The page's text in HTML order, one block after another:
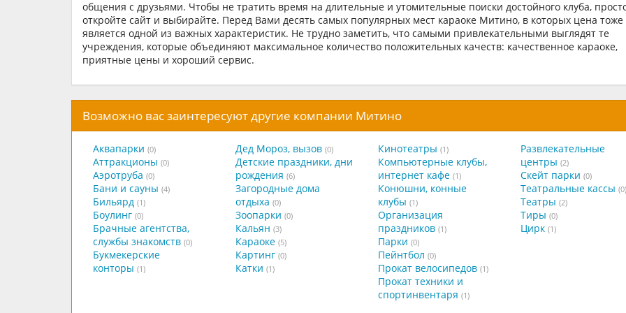
общения с друзьями. Чтобы не тратить время на длительные и утомительные поиски достойного клуба,
откройте сайт и выбирайте. Перед Вами десять самых популярных мест караоке Митино, в которых цена тоже
является одной из важных характеристик. Не трудно заметить, что самыми привлекательными выглядят те
учреждения, которые объединяют максимальное количество положительных качеств: качественное караоке,
приятные цены и хороший сервис.
Возможно вас заинтересуют другие компании Митино
Аквапарки (0)
Аттракционы (0)
Аэротруба (0)
Бани и сауны (4)
Бильярд (1)
Боулинг (0)
Брачные агентства,
службы знакомств (0)
Букмекерские
конторы (1)
Дед Мороз, вызов (0)
Детские праздники, дни
рождения (6)
Загородные дома
отдыха (0)
Зоопарки (0)
Кальян (3)
Караоке (5)
Картинг (0)
Катки (1)
Кинотеатры (1)
Компьютерные клубы,
интернет кафе (1)
Конюшни, конные
клубы (1)
Организация
праздников (1)
Парки (0)
Пейнтбол (0)
Прокат велосипедов (1)
Прокат техники и
спортинвентаря (1)
Развлекательные
центры (2)
Скейт парки (0)
Театральные кассы (0)
Театры (2)
Тиры (0)
Цирк (1)